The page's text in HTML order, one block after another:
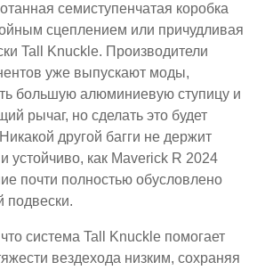
семиступенчатая коробка
сцеплением или причудливая
Tall Knuckle. Производители
уже выпускают моды,
большую алюминиевую ступицу и
рычаг, но сделать это будет
другой багги не держит
устойчиво, как Maverick R 2024
почти полностью обусловлено
подвески.
система Tall Knuckle помогает
вездехода низким, сохраняя